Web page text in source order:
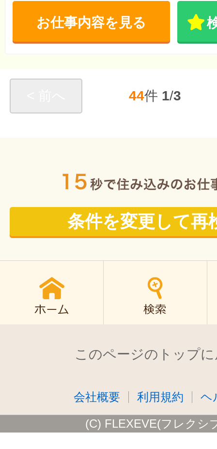
お仕事内容を見る
44件 1/3
条件を変更して再
このページのトップ
会社概要 利用規約 ヘ
(C) FLEXEVE(フレクシ